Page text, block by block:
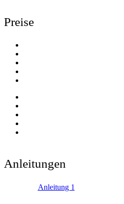
Preise
Anleitungen
Anleitung 1